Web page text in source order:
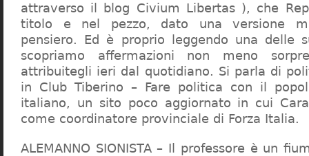
attraverso il blog Civium Libertas ), che
titolo e nel pezzo, dato una versione
pensiero. Ed è proprio leggendo una delle
scopriamo affermazioni non meno
attribuitegli ieri dal quotidiano. Si parla di
in Club Tiberino – Fare politica con il
italiano, un sito poco aggiornato in cui
come coordinatore provinciale di Forza Italia.
ALEMANNO SIONISTA – Il professore è un